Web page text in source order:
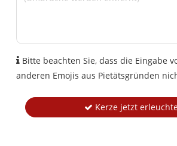
Bitte beachten Sie, dass die Eingabe
anderen Emojis aus Pietätsgründen
Kerze jetzt